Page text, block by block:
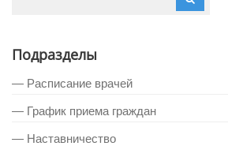
Подразделы
— Расписание врачей
— График приема граждан
— Наставничество